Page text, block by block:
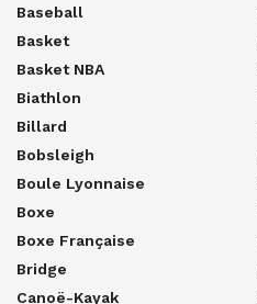
Baseball
Basket
Basket NBA
Biathlon
Billard
Bobsleigh
Boule Lyonnaise
Boxe
Boxe Française
Bridge
Canoë-Kayak